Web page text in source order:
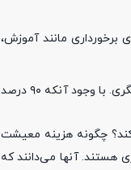
مانند آموزش،
در سردشت هیچ زیرساختی برای اشتغال ایجاد نشده است. نه سرمایه‌گذاری در بخش صنعتی صورت گرفته نه کشاورزی و نه حتی گردشگری. با وجود آنکه ۹۰ درصد
چگونه هزینه معیشت
هستند. آنها می‌دانند که